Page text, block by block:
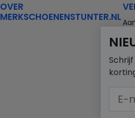
OVER
MERKSCHOENENSTUNTER.NL